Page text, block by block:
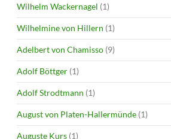
Wilhelm Wackernagel (1)
Wilhelmine von Hillern (1)
Adelbert von Chamisso (9)
Adolf Böttger (1)
Adolf Strodtmann (1)
August von Platen-Hallermünde (1)
Auguste Kurs (1)